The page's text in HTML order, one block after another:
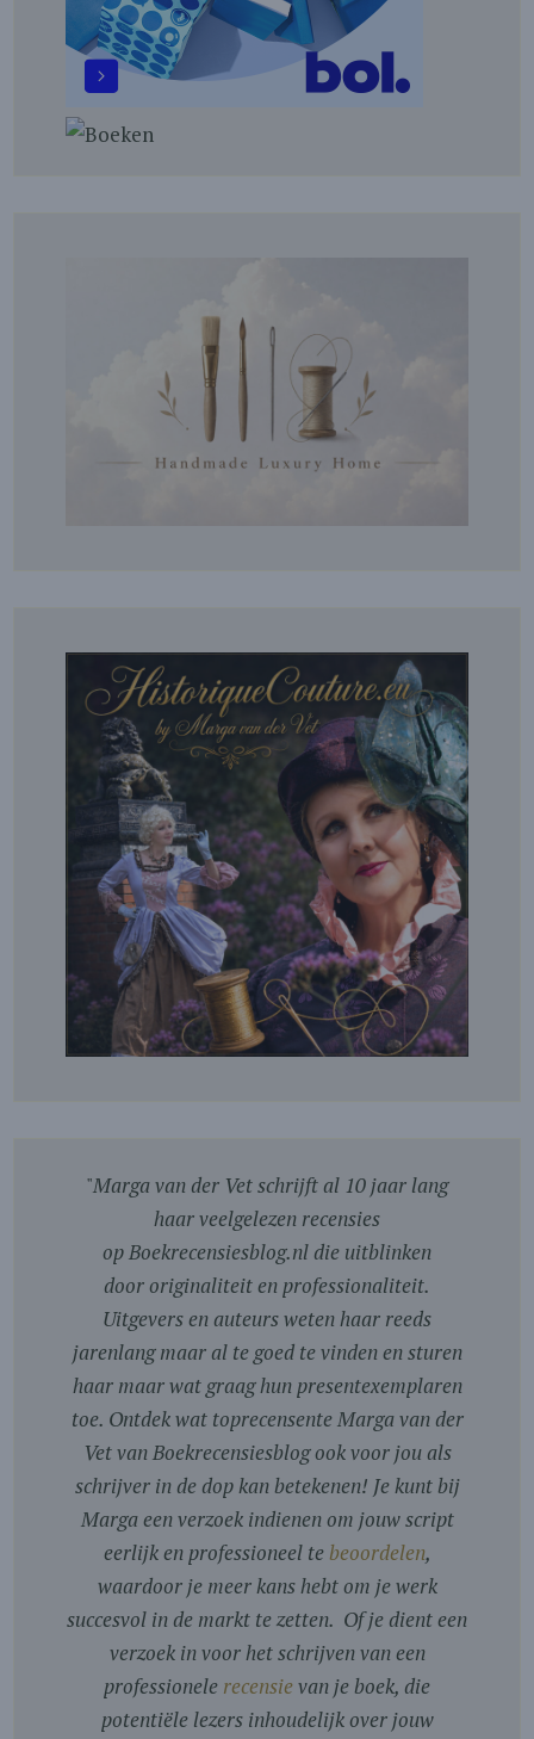
"Marga van der Vet schrijft al 10 jaar lang
haar veelgelezen recensies
op Boekrecensiesblog.nl die uitblinken
door originaliteit en professionaliteit.
Uitgevers en auteurs weten haar reeds
jarenlang maar al te goed te vinden en sturen
haar maar wat graag hun presentexemplaren
toe. Ontdek wat toprecensente Marga van der
Vet van Boekrecensiesblog ook voor jou als
schrijver in de dop kan betekenen! Je kunt bij
Marga een verzoek indienen om jouw script
eerlijk en professioneel te beoordelen,
waardoor je meer kans hebt om je werk
succesvol in de markt te zetten. Of je dient een
verzoek in voor het schrijven van een
professionele recensievan je boek, die
potentiële lezers inhoudelijk over jouw